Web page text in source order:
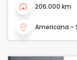
206.000 km
Americana -